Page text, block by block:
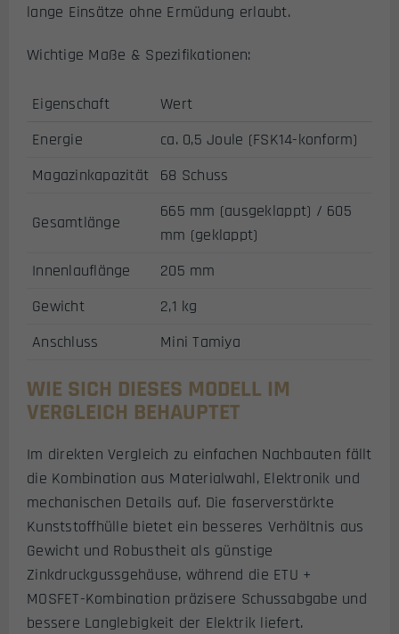
lange Einsätze ohne Ermüdung erlaubt.
Wichtige Maße & Spezifikationen:
Eigenschaft
Wert
Energie
ca. 0,5 Joule (FSK14-konform)
Magazinkapazität
68 Schuss
Gesamtlänge
665 mm (ausgeklappt) / 605
mm (geklappt)
Innenlauflänge
205 mm
Gewicht
2,1 kg
Anschluss
Mini Tamiya
WIE SICH DIESES MODELL IM
VERGLEICH BEHAUPTET
Im direkten Vergleich zu einfachen Nachbauten fällt
die Kombination aus Materialwahl, Elektronik und
mechanischen Details auf. Die faserverstärkte
Kunststoffhülle bietet ein besseres Verhältnis aus
Gewicht und Robustheit als günstige
Zinkdruckgussgehäuse, während die ETU +
MOSFET-Kombination präzisere Schussabgabe und
bessere Langlebigkeit der Elektrik liefert.